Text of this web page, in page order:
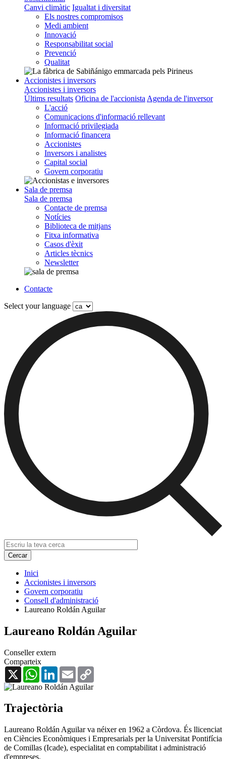
Canvi climàtic Igualtat i diversitat
Els nostres compromisos
Medi ambient
Innovació
Responsabilitat social
Prevenció
Qualitat
Accionistes i inversors
Accionistes i inversors
Últims resultats Oficina de l'accionista Agenda de l'inversor
L'acció
Comunicacions d'informació rellevant
Informació privilegiada
Informació financera
Accionistes
Inversors i analistes
Capital social
Govern corporatiu
Sala de premsa
Sala de premsa
Contacte de premsa
Notícies
Biblioteca de mitjans
Fitxa informativa
Casos d'èxit
Articles tècnics
Newsletter
Contacte
Select your language
Inici
Accionistes i inversors
Govern corporatiu
Consell d'administració
Laureano Roldán Aguilar
Laureano Roldán Aguilar
Conseller extern
Comparteix
X
WhatsAppLinkedInEmail
Trajectòria
Laureano Roldán Aguilar va néixer en 1962 a Còrdova. És llicenciat
en Ciències Econòmiques i Empresarials per la Universitat Pontifícia
de Comillas (Icade), especialitat en comptabilitat i administració
d'empreses.